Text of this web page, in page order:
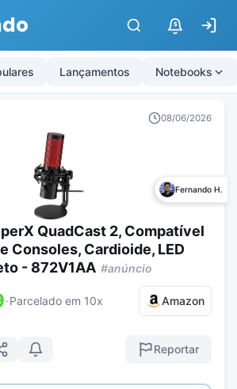
$
Lançamentos Notebooks
08/06/2026
Fernando H.
QuadCast 2, Compatível
Consoles, Cardioide, LED
- 872V1AA #anúncio
-Parcelado em 10x Amazon
Reportar